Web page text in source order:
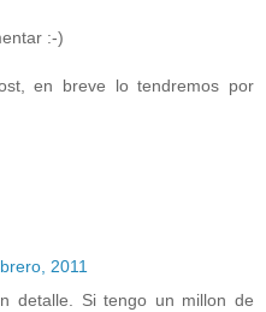
:-)
en breve lo tendremos por
2011
detalle. Si tengo un millon de